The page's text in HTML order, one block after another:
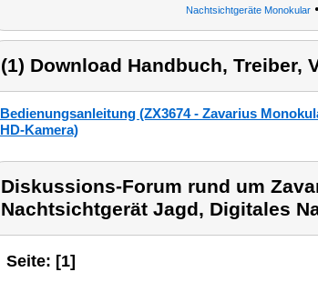
Nachtsichtgeräte Monokular•
(1) Download Handbuch, Treiber,
Bedienungsanleitung (ZX3674 - Zavarius
HD-Kamera)
Diskussions-Forum rund um
Nachtsichtgerät Jagd, Digitales
Seite: [1]